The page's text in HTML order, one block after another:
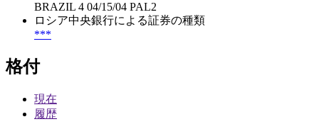
BRAZIL 4 04/15/04 PAL2
ロシア中央銀行による証券の種類
***
格付
現在
履歴